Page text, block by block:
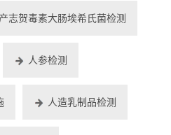
产志贺毒素大肠埃希氏菌检测
人参检测
人造乳制品检测